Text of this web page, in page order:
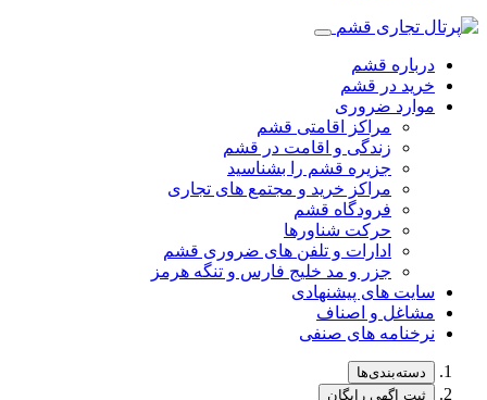
درباره قشم
خرید در قشم
موارد ضروری
مراکز اقامتی قشم
زندگی و اقامت در قشم
جزیره قشم را بشناسید
مراکز خرید و مجتمع های تجاری
فرودگاه قشم
حرکت شناورها
ادارات و تلفن های ضروری قشم
جزر و مد خلیج فارس و تنگه هرمز
سایت های پیشنهادی
مشاغل و اصناف
نرخنامه های صنفی
دسته‌بندی‌ها
ثبت اگهی رایگان